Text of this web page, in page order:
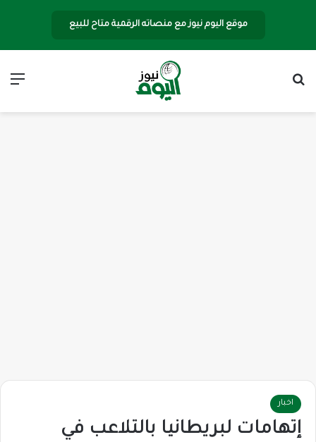
موقع اليوم نيوز مع منصاته الرقمية متاح للبيع
اخبار
إتهامات لبريطانيا بالتلاعب في